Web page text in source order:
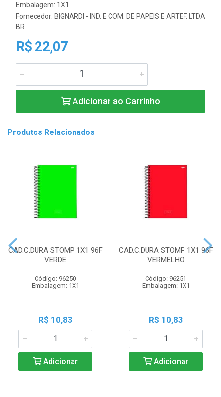
Embalagem: 1X1
Fornecedor: BIGNARDI - IND. E COM. DE PAPEIS E ARTEF. LTDA
BR
R$ 22,07
Adicionar ao Carrinho
Produtos Relacionados
CAD.C.DURA STOMP 1X1 96F
VERDE
Código: 96250
Embalagem: 1X1
R$ 10,83
Adicionar
CAD.C.DURA STOMP 1X1 96F
VERMELHO
Código: 96251
Embalagem: 1X1
R$ 10,83
Adicionar